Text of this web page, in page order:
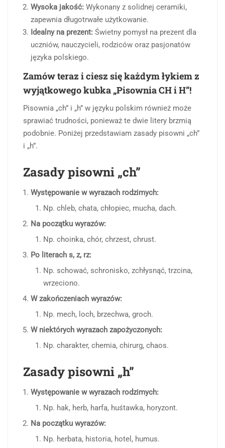
Wysoka jakość: Wykonany z solidnej ceramiki,
zapewnia długotrwałe użytkowanie.
Idealny na prezent: Świetny pomysł na prezent dla
uczniów, nauczycieli, rodziców oraz pasjonatów
języka polskiego.
Zamów teraz i ciesz się każdym łykiem z
wyjątkowego kubka „Pisownia CH i H”!
Pisownia „ch” i „h” w języku polskim również może
sprawiać trudności, ponieważ te dwie litery brzmią
podobnie. Poniżej przedstawiam zasady pisowni „ch”
i „h”.
Zasady pisowni „ch”
Występowanie w wyrazach rodzimych:
Np. chleb, chata, chłopiec, mucha, dach.
Na początku wyrazów:
Np. choinka, chór, chrzest, chrust.
Po literach s, z, rz:
Np. schować, schronisko, zchłysnąć, trzcina,
wrzeciono.
W zakończeniach wyrazów:
Np. mech, loch, brzechwa, groch.
W niektórych wyrazach zapożyczonych:
Np. charakter, chemia, chirurg, chaos.
Zasady pisowni „h”
Występowanie w wyrazach rodzimych:
Np. hak, herb, harfa, huśtawka, horyzont.
Na początku wyrazów:
Np. herbata, historia, hotel, humus.